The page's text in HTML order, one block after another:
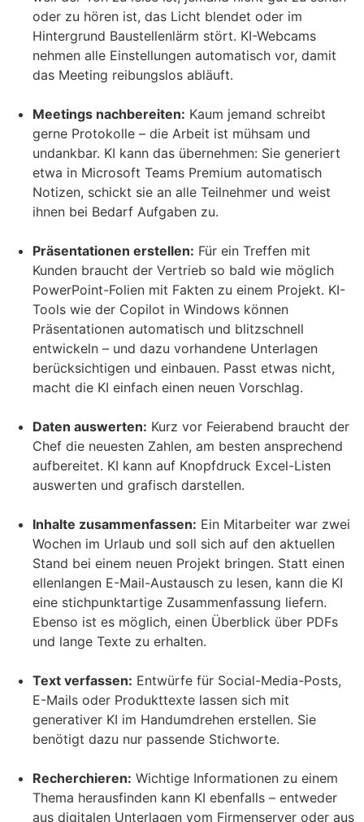
oder zu hören ist, das Licht blendet oder im
Hintergrund Baustellenlärm stört. KI-Webcams
nehmen alle Einstellungen automatisch vor, damit
das Meeting reibungslos abläuft.
Meetings nachbereiten: Kaum jemand schreibt
gerne Protokolle – die Arbeit ist mühsam und
undankbar. KI kann das übernehmen: Sie generiert
etwa in Microsoft Teams Premium automatisch
Notizen, schickt sie an alle Teilnehmer und weist
ihnen bei Bedarf Aufgaben zu.
Präsentationen erstellen: Für ein Treffen mit
Kunden braucht der Vertrieb so bald wie möglich
PowerPoint-Folien mit Fakten zu einem Projekt. KI-
Tools wie der Copilot in Windows können
Präsentationen automatisch und blitzschnell
entwickeln – und dazu vorhandene Unterlagen
berücksichtigen und einbauen. Passt etwas nicht,
macht die KI einfach einen neuen Vorschlag.
Daten auswerten: Kurz vor Feierabend braucht der
Chef die neuesten Zahlen, am besten ansprechend
aufbereitet. KI kann auf Knopfdruck Excel-Listen
auswerten und grafisch darstellen.
Inhalte zusammenfassen: Ein Mitarbeiter war zwei
Wochen im Urlaub und soll sich auf den aktuellen
Stand bei einem neuen Projekt bringen. Statt einen
ellenlangen E-Mail-Austausch zu lesen, kann die KI
eine stichpunktartige Zusammenfassung liefern.
Ebenso ist es möglich, einen Überblick über PDFs
und lange Texte zu erhalten.
Text verfassen: Entwürfe für Social-Media-Posts,
E-Mails oder Produkttexte lassen sich mit
generativer KI im Handumdrehen erstellen. Sie
benötigt dazu nur passende Stichworte.
Recherchieren: Wichtige Informationen zu einem
Thema herausfinden kann KI ebenfalls – entweder
aus digitalen Unterlagen vom Firmenserver oder aus